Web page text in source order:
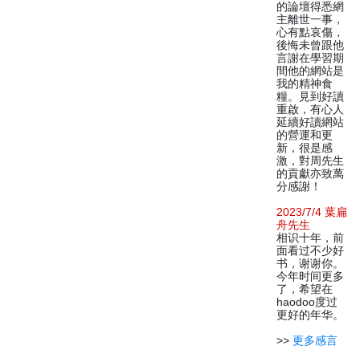
的論壇得悉網
主離世一事，
心有點哀傷，
後悔未曾跟他
言謝在學習期
間他的網站是
我的精神食
糧。見到好讀
重啟，有心人
延續好讀網站
的營運和更
新，很是感
激，對周先生
的貢獻亦致萬
分感謝！
2023/7/4 葉扁
舟先生
相识十年，前
面看过不少好
书，谢谢你。
今年时间更多
了，希望在
haodoo度过
更好的年华。
>> 更多感言